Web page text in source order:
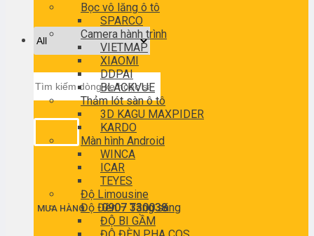
kiếm:
MUA HÀNG0907 330038
Bọc vô lăng ô tô
SPARCO
Camera hành trình
VIETMAP
XIAOMI
DDPAI
BLACKVUE
Thảm lót sàn ô tô
3D KAGU MAXPIDER
KARDO
Màn hình Android
WINCA
ICAR
TEYES
Độ Limousine
Độ Đèn – Tăng sáng
ĐỘ BI GẦM